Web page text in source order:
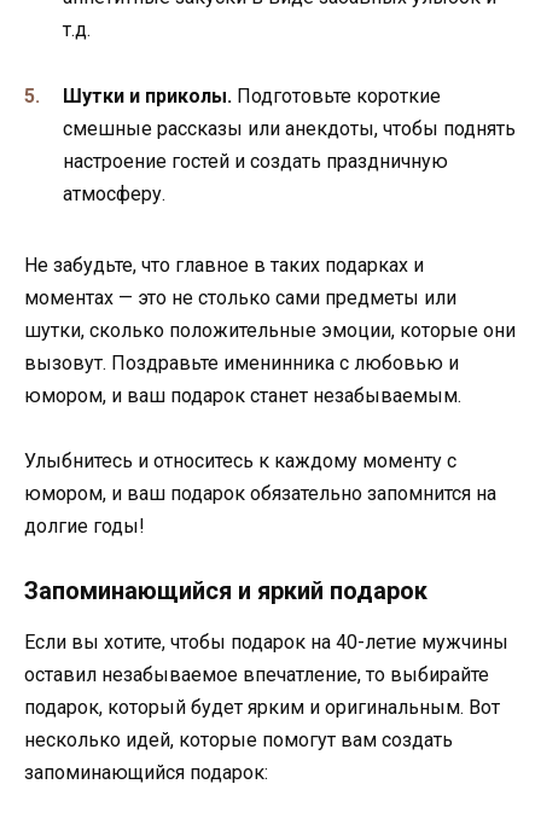
т.д.
Шутки и приколы. Подготовьте короткие
смешные рассказы или анекдоты, чтобы поднять
настроение гостей и создать праздничную
атмосферу.
Не забудьте, что главное в таких подарках и
моментах — это не столько сами предметы или
шутки, сколько положительные эмоции, которые они
вызовут. Поздравьте именинника с любовью и
юмором, и ваш подарок станет незабываемым.
Улыбнитесь и относитесь к каждому моменту с
юмором, и ваш подарок обязательно запомнится на
долгие годы!
Запоминающийся и яркий подарок
Если вы хотите, чтобы подарок на 40-летие мужчины
оставил незабываемое впечатление, то выбирайте
подарок, который будет ярким и оригинальным. Вот
несколько идей, которые помогут вам создать
запоминающийся подарок: